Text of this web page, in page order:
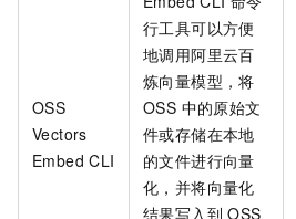
OSS
Vectors
Embed CLI
行工具可以方便
地调用阿里云百
炼向量模型，将
OSS 中的原始文
件或存储在本地
的文件进行向量
化，并将向量化
结果写入到 OSS